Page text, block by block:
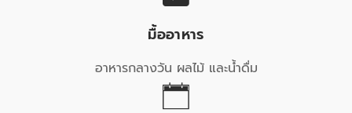
มื้ออาหาร
อาหารกลางวัน ผลไม้ และน้ำดื่ม